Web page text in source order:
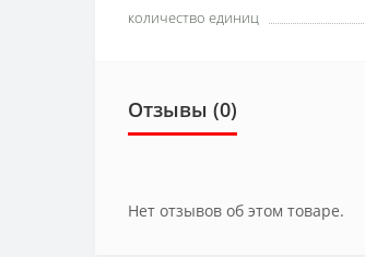
количество единиц
Отзывы (0)
Нет отзывов об этом товаре.